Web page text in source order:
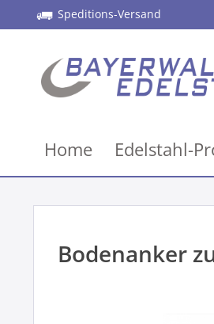
Speditions-Versand
Home Edelstahl-
Bodenanker